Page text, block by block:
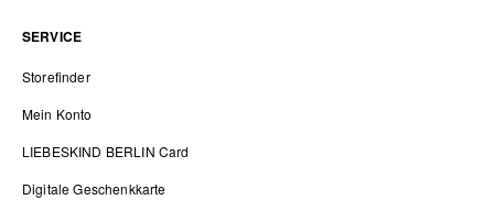
SERVICE
Storefinder
Mein Konto
LIEBESKIND BERLIN Card
Digitale Geschenkkarte